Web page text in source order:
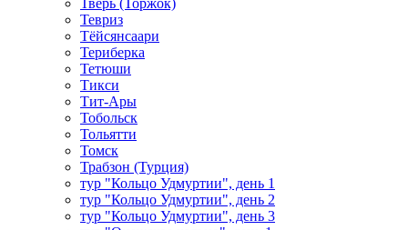
Тверь (Торжок)
Тевриз
Тёйсянсаари
Териберка
Тетюши
Тикси
Тит-Ары
Тобольск
Тольятти
Томск
Трабзон (Турция)
тур "Кольцо Удмуртии", день 1
тур "Кольцо Удмуртии", день 2
тур "Кольцо Удмуртии", день 3